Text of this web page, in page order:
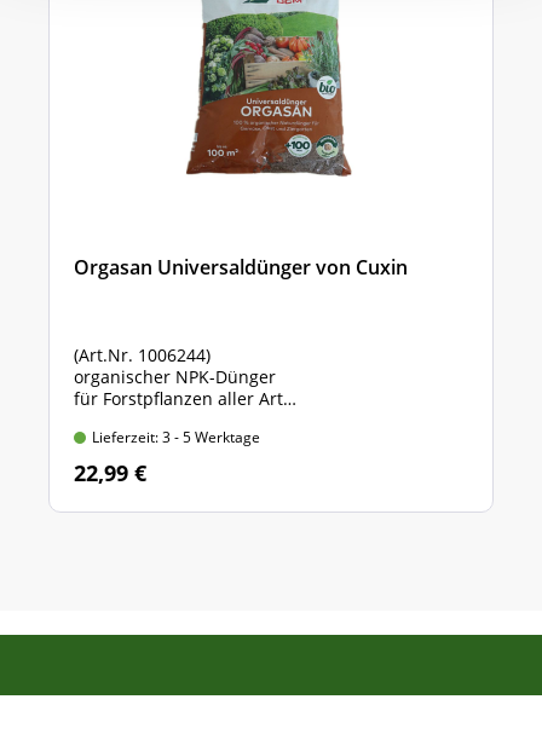
Orgasan Universaldünger von Cuxin
(Art.Nr. 1006244)
organischer NPK-Dünger
für Forstpflanzen aller Art
Lieferzeit: 3 - 5 Werktage
22,99 €